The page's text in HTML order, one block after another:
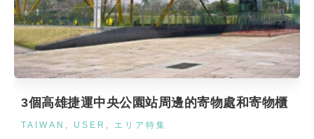
3個高雄捷運中央公園站周邊的寄物處和寄物櫃
TAIWAN , USER , エリア特集